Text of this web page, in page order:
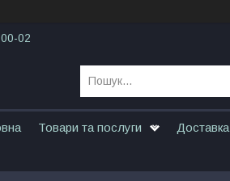
02
Товари та послуги